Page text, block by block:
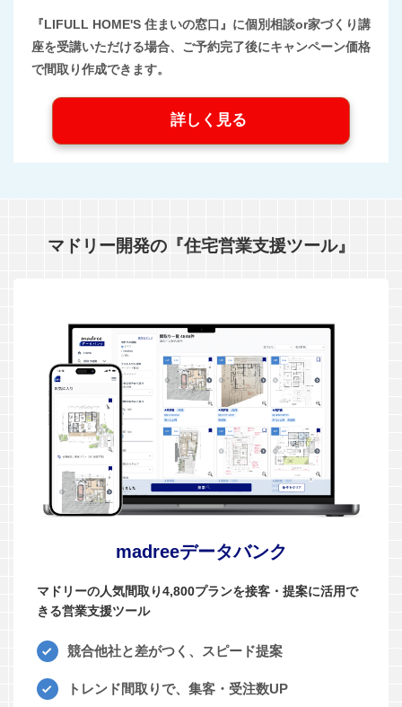
『LIFULL HOME'S 住まいの窓口』に個別相談or家づくり講
座を受講いただける場合、ご予約完了後にキャンペーン価格
で間取り作成できます。
詳しく見る
マドリー開発の『住宅営業支援ツール』
madreeデータバンク
マドリーの人気間取り4,800プランを接客・提案に活用で
きる営業支援ツール
競合他社と差がつく、スピード提案
トレンド間取りで、集客・受注数UP